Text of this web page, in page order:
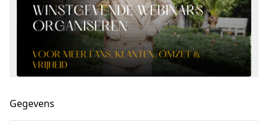
Gegevens